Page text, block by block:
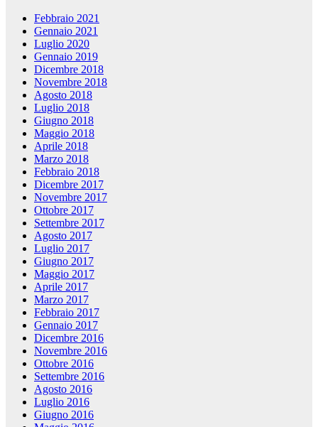
Febbraio 2021
Gennaio 2021
Luglio 2020
Gennaio 2019
Dicembre 2018
Novembre 2018
Agosto 2018
Luglio 2018
Giugno 2018
Maggio 2018
Aprile 2018
Marzo 2018
Febbraio 2018
Dicembre 2017
Novembre 2017
Ottobre 2017
Settembre 2017
Agosto 2017
Luglio 2017
Giugno 2017
Maggio 2017
Aprile 2017
Marzo 2017
Febbraio 2017
Gennaio 2017
Dicembre 2016
Novembre 2016
Ottobre 2016
Settembre 2016
Agosto 2016
Luglio 2016
Giugno 2016